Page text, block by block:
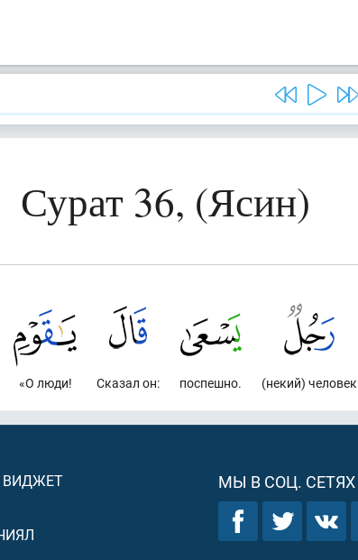
Сурат 36, (Ясин)
(некий) человек
поспешно.
Сказал он:
«О люди!
ВИДЖЕТ
МЫ В СОЦ. СЕТЯХ